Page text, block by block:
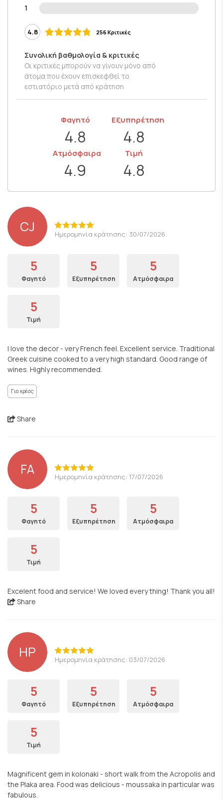
1
4.8 256 Κριτικές
Συνολική βαθμολογία & κριτικές
Οι κριτικές μπορούν να γίνουν μόνο από
άτομα που έχουν επισκεφθεί το
εστιατόριο μετά από κράτηση
Φαγητό
4.8
Εξυπηρέτηση
4.8
Ατμόσφαιρα
4.9
Τιμή
4.8
CJ Ημερομηνία κράτησης: 30/07/2026
5
Φαγητό
5
Εξυπηρέτηση
5
Ατμόσφαιρα
5
Τιμή
I love the decor - very French feel. Excellent service. Traditional
Greek cuisine cooked to a very high standard. Good range of
wines. Highly recommended.
Για κρέας
Share
FA Ημερομηνία κράτησης: 17/07/2026
5
Φαγητό
5
Εξυπηρέτηση
5
Ατμόσφαιρα
5
Τιμή
Excelent food and service! We loved every thing! Thank you all!
Share
HP Ημερομηνία κράτησης: 03/07/2026
5
Φαγητό
5
Εξυπηρέτηση
5
Ατμόσφαιρα
5
Τιμή
Magnificent gem in kolonaki - short walk from the Acropolis and
the Plaka area. Food was delicious - moussaka in particular was
fabulous.